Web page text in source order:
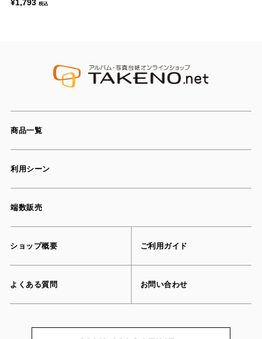
¥1,793 税込
商品一覧
利用シーン
端数販売
ショップ概要 ご利用ガイド
よくある質問 お問い合わせ